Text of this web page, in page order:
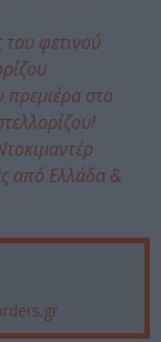
του φετινού
πρεμιέρα στο
από Ελλάδα &